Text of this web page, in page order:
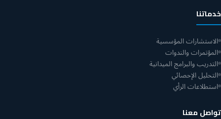
خدماتنا
الاستشارات المؤسسية
المؤتمرات والندوات
التدريب والبرامج الميدانية
التحليل الإحصائي
استطلاعات الرأي
تواصل معنا